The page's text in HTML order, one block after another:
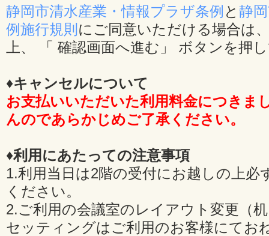
静岡市清水産業・情報プラザ条例 と 静
例施行規則 にご同意いただける場合は
上、 「 確認画面へ進む」 ボタンを押
♦キャンセルについて
お支払いいただいた利用料金につきま
んのであらかじめご了承ください。
♦利用にあたっての注意事項
1.利用当日は2階の受付にお越しの上必
ください。
2.ご利用の会議室のレイアウト変更（
セッティングはご利用のお客様にてお